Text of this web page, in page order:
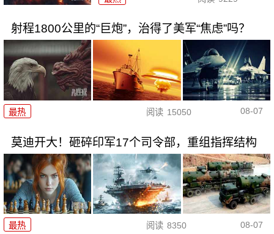
射程1800公里的“巨炮”，治得了美军“焦虑”吗？
最热 阅读 15050 08-07
莫迪开大！砸碎印军17个司令部，重组指挥结构
最热 阅读 8350 08-07